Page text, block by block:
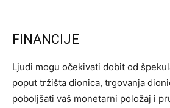
FINANCIJE
Ljudi mogu očekivati ​​dobit od
poput tržišta dionica, trgovanja
poboljšati vaš monetarni položaj i